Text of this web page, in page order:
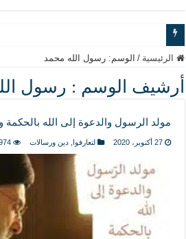
www.alamine.net
مواقف وآراء العلاّمة السيد علي الأمين من
إذا كان التسنن هو الإيمان بسنة رسول الله (
علاقات المذاهب والأديان لا يجوز أن تكون على
لن تحمينا مذاهبنا ولا طوائفنا ولا أحزابنا ولا
المذاهب ليست قدرًا لا يمكن تجاوزه
ليست المنفعة تأتي من إسلامية النّظام كما لا
المتهاون بوطنه متهاون بدينه حتماً
نسج العلاقة مع الآخر تكون من خلال منظومة
الرئيسية / الوسم: رسول الله محمد
أرشيف الوسم : رسول
مولد الرسول والدعوة إلى الله
27 أكتوبر، 2020 لتعارفوا دين ورسالات